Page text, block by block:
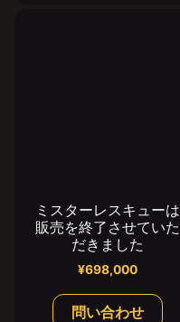
ミスターレスキューは
販売を終了させていた
だきました
¥698,000
問い合わせ